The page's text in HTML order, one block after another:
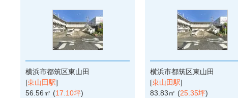
横浜市都筑区東山田
[東山田駅]
56.56㎡ (17.10坪)
横浜市都筑区東山田
[東山田駅]
83.83㎡ (25.35坪)